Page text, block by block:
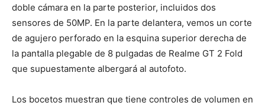
doble cámara en la parte posterior, incluidos dos
sensores de 50MP. En la parte delantera, vemos un corte
de agujero perforado en la esquina superior derecha de
la pantalla plegable de 8 pulgadas de Realme GT 2 Fold
que supuestamente albergará al autofoto.
Los bocetos muestran que tiene controles de volumen en